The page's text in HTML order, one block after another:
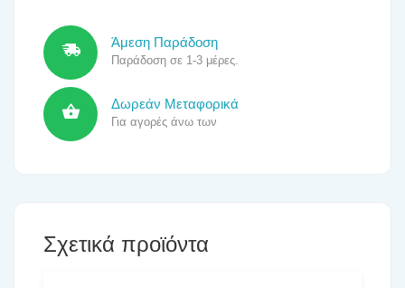
Άμεση Παράδοση
Παράδοση σε 1-3 μέρες.
Δωρεάν Μεταφορικά
Για αγορές άνω των
Σχετικά προϊόντα